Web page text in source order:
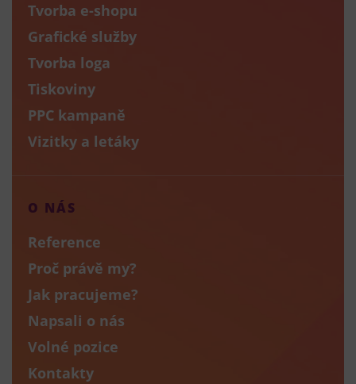
Tvorba e-shopu
Grafické služby
Tvorba loga
Tiskoviny
PPC kampaně
Vizitky a letáky
O NÁS
Reference
Proč právě my?
Jak pracujeme?
Napsali o nás
Volné pozice
Kontakty